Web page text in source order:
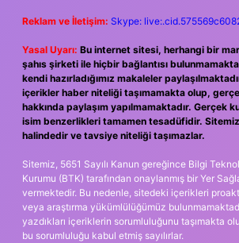
Reklam ve İletişim: Skype:
Yasal Uyarı: Bu internet sitesi, herhangi bir
şahıs şirketi ile hiçbir bağlantısı
kendi hazırladığımız makaleler
içerikler haber niteliği taşımamakta olup,
hakkında paylaşım yapılmamaktadır. Gerçek
isim benzerlikleri tamamen tesadüfidir.
halindedir ve tavsiye niteliği taşımazlar.
Sitemiz, 5651 Sayılı Kanun gereğince Bilgi
Kurumu (BTK) tarafından onaylanmış bir Yer
vermektedir. Bu nedenle, sitedeki içerikleri
veya araştırma yükümlülüğümüz
yazdıkları içeriklerin sorumluluğunu taşımakta
bu sorumluluğu kabul etmiş sayılırlar.